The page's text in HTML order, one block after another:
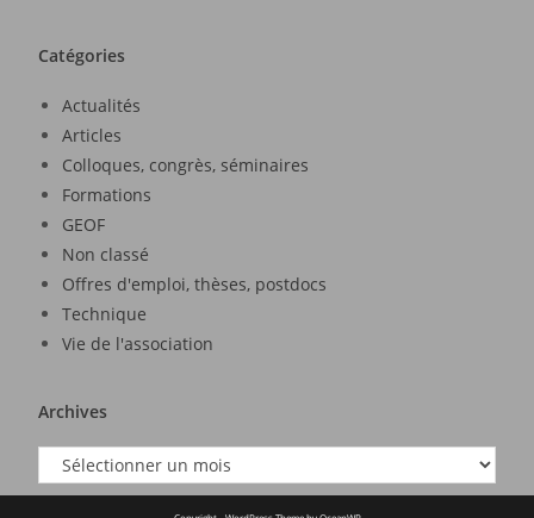
Catégories
Actualités
Articles
Colloques, congrès, séminaires
Formations
GEOF
Non classé
Offres d'emploi, thèses, postdocs
Technique
Vie de l'association
Archives